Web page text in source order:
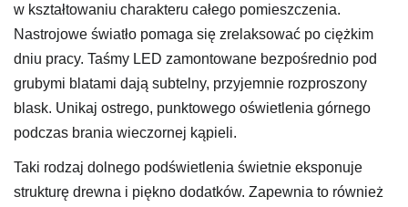
w kształtowaniu charakteru całego pomieszczenia.
Nastrojowe światło pomaga się zrelaksować po ciężkim
dniu pracy. Taśmy LED zamontowane bezpośrednio pod
grubymi blatami dają subtelny, przyjemnie rozproszony
blask. Unikaj ostrego, punktowego oświetlenia górnego
podczas brania wieczornej kąpieli.
Taki rodzaj dolnego podświetlenia świetnie eksponuje
strukturę drewna i piękno dodatków. Zapewnia to również